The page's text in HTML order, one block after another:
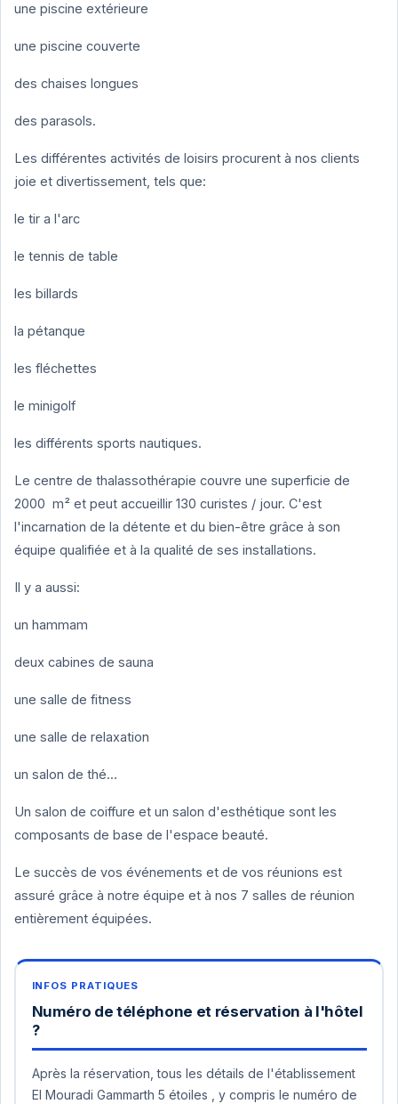
une piscine extérieure
une piscine couverte
des chaises longues
des parasols.
Les différentes activités de loisirs procurent à nos clients
joie et divertissement, tels que:
le tir a l'arc
le tennis de table
les billards
la pétanque
les fléchettes
le minigolf
les différents sports nautiques.
Le centre de thalassothérapie couvre une superficie de
2000 m² et peut accueillir 130 curistes / jour. C'est
l'incarnation de la détente et du bien-être grâce à son
équipe qualifiée et à la qualité de ses installations.
Il y a aussi:
un hammam
deux cabines de sauna
une salle de fitness
une salle de relaxation
un salon de thé...
Un salon de coiffure et un salon d'esthétique sont les
composants de base de l'espace beauté.
Le succès de vos événements et de vos réunions est
assuré grâce à notre équipe et à nos 7 salles de réunion
entièrement équipées.
Numéro de téléphone et réservation à l'hôtel
?
Après la réservation, tous les détails de l'établissement
El Mouradi Gammarth 5 étoiles , y compris le numéro de